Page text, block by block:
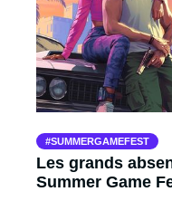
SUMMERGAMEFEST
Les grands
Summer Game